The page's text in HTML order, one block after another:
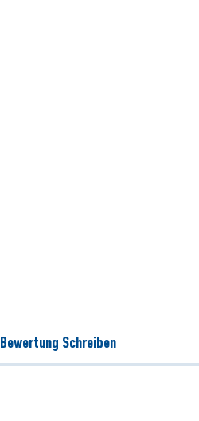
Bewertung Schreiben